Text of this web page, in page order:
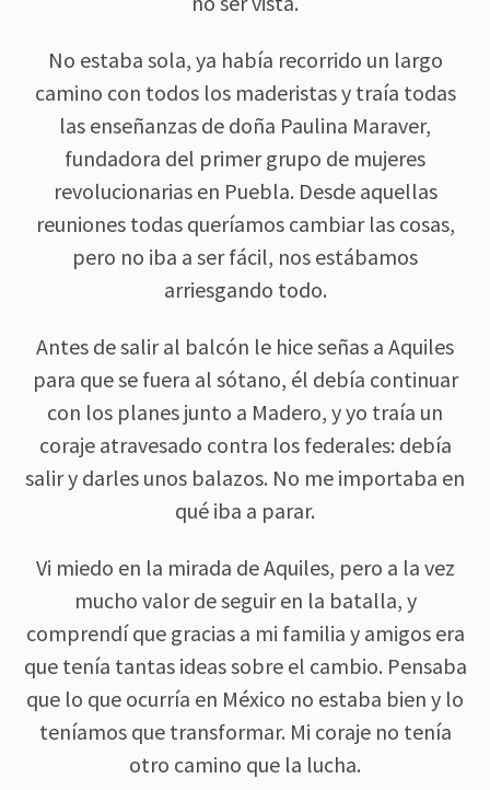
No estaba sola, ya había recorrido un largo
camino con todos los maderistas y traía todas
las enseñanzas de doña Paulina Maraver,
fundadora del primer grupo de mujeres
revolucionarias en Puebla. Desde aquellas
reuniones todas queríamos cambiar las cosas,
pero no iba a ser fácil, nos estábamos
arriesgando todo.
Antes de salir al balcón le hice señas a Aquiles
para que se fuera al sótano, él debía continuar
con los planes junto a Madero, y yo traía un
coraje atravesado contra los federales: debía
salir y darles unos balazos. No me importaba en
qué iba a parar.
Vi miedo en la mirada de Aquiles, pero a la vez
mucho valor de seguir en la batalla, y
comprendí que gracias a mi familia y amigos era
que tenía tantas ideas sobre el cambio. Pensaba
que lo que ocurría en México no estaba bien y lo
teníamos que transformar. Mi coraje no tenía
otro camino que la lucha.